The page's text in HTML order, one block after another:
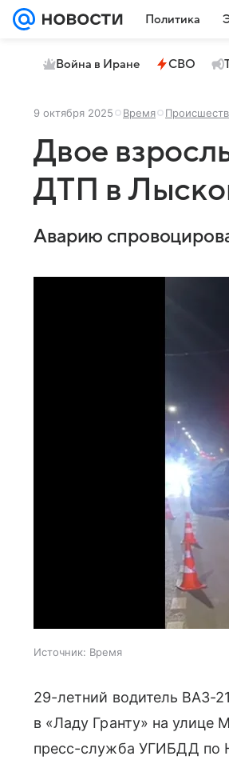
Политика
Война в Иране СВО
9 октября 2025 Время
Двое
ДТП в
Аварию
Источник: Время
29-летний водитель ВАЗ-
в «Ладу Гранту» на
пресс-служба УГИБДД по